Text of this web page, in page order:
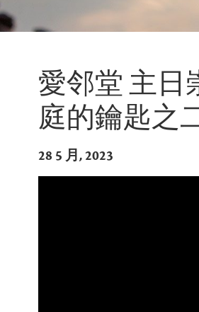
愛邻堂 主日
庭的鑰匙之
28 5 月, 2023